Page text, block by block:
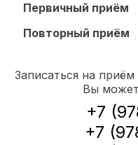
Первичный приём
Повторный приём
Записаться на
Вы
+7
+7